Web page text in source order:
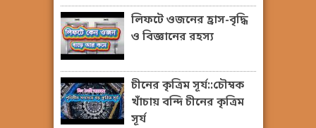
লিফটে ওজনের হ্রাস-বৃদ্ধি
ও বিজ্ঞানের রহস্য
চীনের কৃত্রিম সূর্য::চৌম্বক
খাঁচায় বন্দি চীনের কৃত্রিম
সূর্য